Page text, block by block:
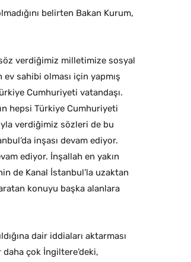
belirten Bakan Kurum,
verdiğimiz milletimize sosyal
sahibi olması için yapmış
Cumhuriyeti vatandaşı.
hepsi Türkiye Cumhuriyeti
verdiğimiz sözleri de bu
inşası devam ediyor.
ediyor. İnşallah en yakın
de Kanal İstanbul’la uzaktan
konuyu başka alanlara
dair iddiaları aktarması
çok İngiltere’deki,